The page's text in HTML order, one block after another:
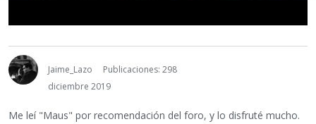
Jaime_Lazo
Publicaciones: 298
diciembre 2019
Me leí "Maus" por recomendación del foro, y lo disfruté mucho.